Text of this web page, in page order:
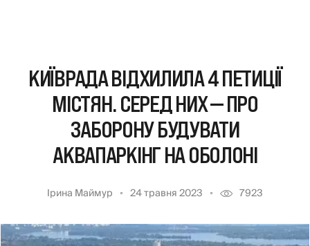
КИЇВРАДА ВІДХИЛИЛА 4 ПЕТИЦІЇ
МІСТЯН. СЕРЕД НИХ — ПРО
ЗАБОРОНУ БУДУВАТИ
АКВАПАРКІНГ НА ОБОЛОНІ
Ірина Маймур 24 травня 2023 7923